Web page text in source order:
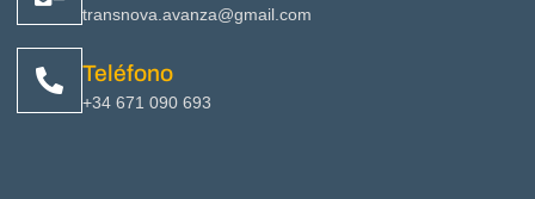
transnova.avanza@gmail.com
Teléfono
+34 671 090 693